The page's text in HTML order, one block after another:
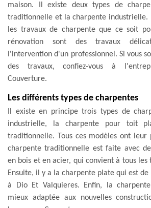
maison. Il existe deux types de
traditionnelle et la charpente industrielle.
les travaux de charpente que ce soit
rénovation sont des travaux
l'intervention d'un professionnel. Si vous
des travaux, confiez-vous à
Couverture.
Les différents types de charpentes
Il existe en principe trois types de
industrielle, la charpente pour toit
traditionnelle. Tous ces modèles ont leur
charpente traditionnelle est faite avec
en bois et en acier, qui convient à tous les
Ensuite, il y a la charpente plate qui est
à Dio Et Valquieres. Enfin, la
mieux adaptée aux nouvelles